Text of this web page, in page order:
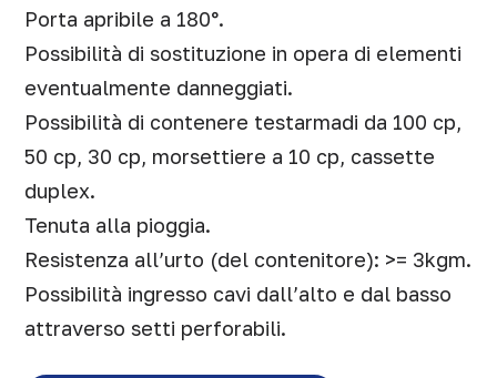
Porta apribile a 180°.
Possibilità di sostituzione in opera di elementi
eventualmente danneggiati.
Possibilità di contenere testarmadi da 100 cp,
50 cp, 30 cp, morsettiere a 10 cp, cassette
duplex.
Tenuta alla pioggia.
Resistenza all’urto (del contenitore): >= 3kgm.
Possibilità ingresso cavi dall’alto e dal basso
attraverso setti perforabili.